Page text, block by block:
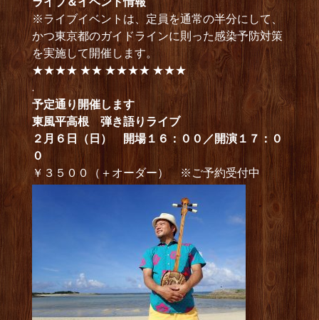
※ライブイベントは、定員を通常の半分にして、
かつ東京都のガイドラインに則った感染予防対策
を実施して開催します。
★★★★ ★★ ★★★★ ★★★
.
予定通り開催します
東風平高根 弾き語りライブ
２月６日（日） 開場１６：００／開演１７：０
０
￥３５００（＋オーダー） ※ご予約受付中